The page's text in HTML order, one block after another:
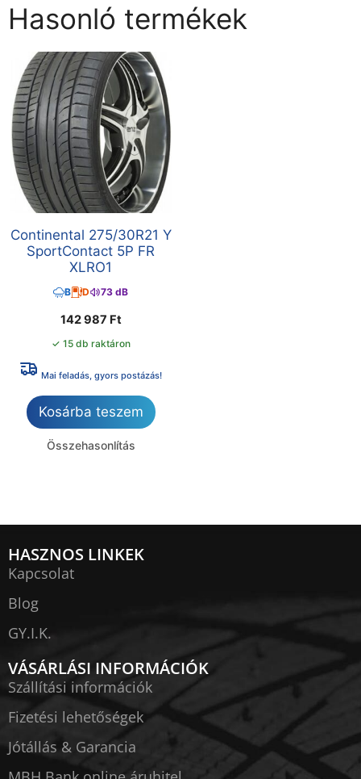
Hasonló termékek
Continental 275/30R21 Y
SportContact 5P FR
XLRO1
B D 73 dB
142 987 Ft
✓ 15 db raktáron
Mai feladás, gyors postázás!
Kosárba teszem
Összehasonlítás
HASZNOS LINKEK
Kapcsolat
Blog
GY.I.K.
VÁSÁRLÁSI INFORMÁCIÓK
Szállítási információk
Fizetési lehetőségek
Jótállás & Garancia